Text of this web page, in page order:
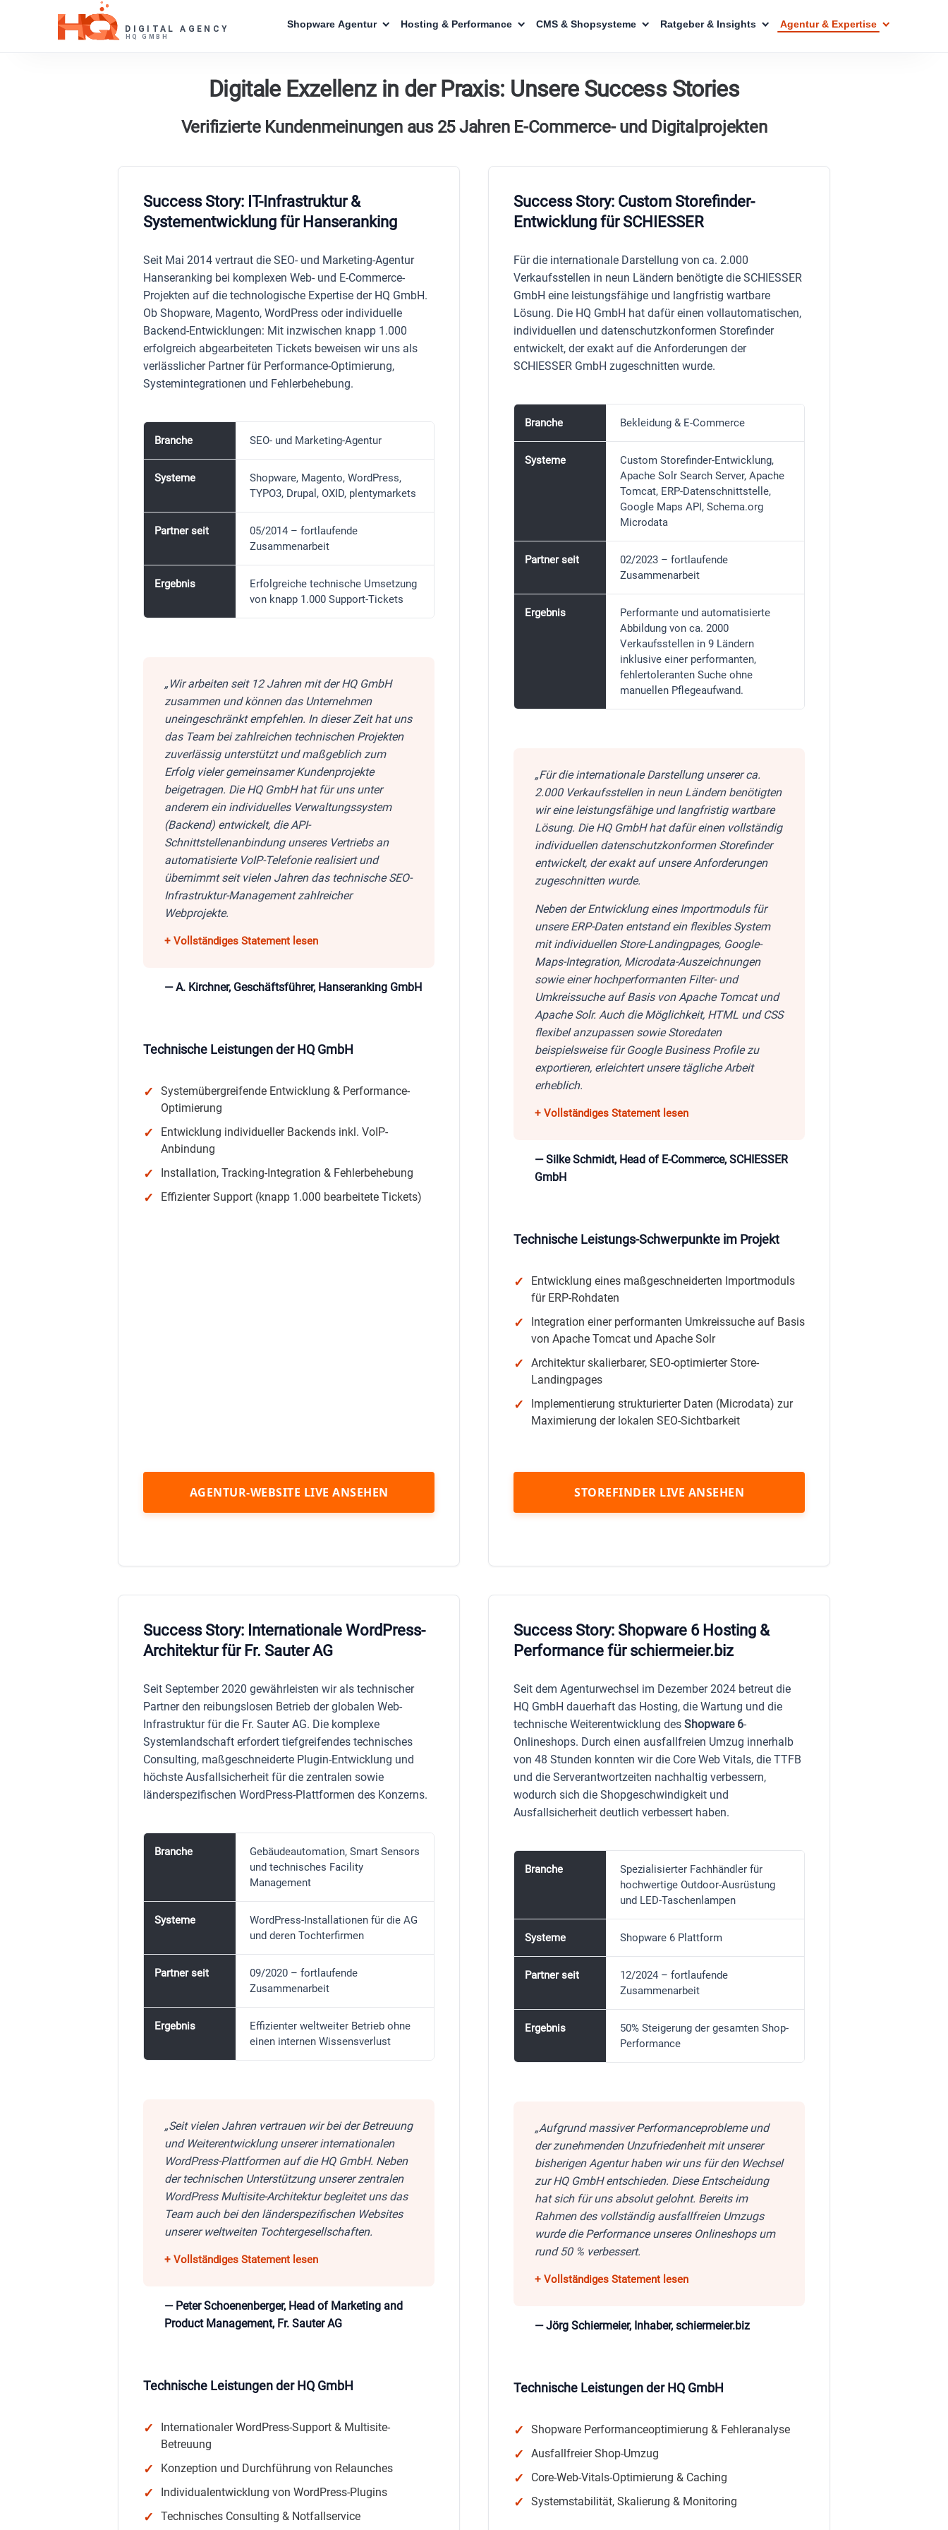
Shopware Agentur Hosting & Performance CMS & Shopsysteme Ratgeber & Insights Agentur & Expertise
Digitale Exzellenz in der Praxis: Unsere Success Stories
Verifizierte Kundenmeinungen aus 25 Jahren E-Commerce- und Digitalprojekten
Success Story: IT-Infrastruktur &
Systementwicklung für Hanseranking
Seit Mai 2014 vertraut die SEO- und Marketing-Agentur
Hanseranking bei komplexen Web- und E-Commerce-
Projekten auf die technologische Expertise der HQ GmbH.
Ob Shopware, Magento, WordPress oder individuelle
Backend-Entwicklungen: Mit inzwischen knapp 1.000
erfolgreich abgearbeiteten Tickets beweisen wir uns als
verlässlicher Partner für Performance-Optimierung,
Systemintegrationen und Fehlerbehebung.
Branche SEO- und Marketing-Agentur
Systeme
Shopware, Magento, WordPress,
TYPO3, Drupal, OXID, plentymarkets
Partner seit
05/2014 – fortlaufende
Zusammenarbeit
Ergebnis
Erfolgreiche technische Umsetzung
von knapp 1.000 Support-Tickets
„Wir arbeiten seit 12 Jahren mit der HQ GmbH
zusammen und können das Unternehmen
uneingeschränkt empfehlen. In dieser Zeit hat uns
das Team bei zahlreichen technischen Projekten
zuverlässig unterstützt und maßgeblich zum
Erfolg vieler gemeinsamer Kundenprojekte
beigetragen. Die HQ GmbH hat für uns unter
anderem ein individuelles Verwaltungssystem
(Backend) entwickelt, die API-
Schnittstellenanbindung unseres Vertriebs an
automatisierte VoIP-Telefonie realisiert und
übernimmt seit vielen Jahren das technische SEO-
Infrastruktur-Management zahlreicher
Webprojekte.
— A. Kirchner, Geschäftsführer, Hanseranking GmbH
Technische Leistungen der HQ GmbH
Systemübergreifende Entwicklung & Performance-
Optimierung
Entwicklung individueller Backends inkl. VoIP-
Anbindung
Installation, Tracking-Integration & Fehlerbehebung
Effizienter Support (knapp 1.000 bearbeitete Tickets)
AGENTUR-WEBSITE LIVE ANSEHEN
Success Story: Custom Storefinder-
Entwicklung für SCHIESSER
Für die internationale Darstellung von ca. 2.000
Verkaufsstellen in neun Ländern benötigte die SCHIESSER
GmbH eine leistungsfähige und langfristig wartbare
Lösung. Die HQ GmbH hat dafür einen vollautomatischen,
individuellen und datenschutzkonformen Storefinder
entwickelt, der exakt auf die Anforderungen der
SCHIESSER GmbH zugeschnitten wurde.
Branche Bekleidung & E-Commerce
Systeme
Custom Storefinder-Entwicklung,
Apache Solr Search Server, Apache
Tomcat, ERP-Datenschnittstelle,
Google Maps API, Schema.org
Microdata
Partner seit
02/2023 – fortlaufende
Zusammenarbeit
Ergebnis
Performante und automatisierte
Abbildung von ca. 2000
Verkaufsstellen in 9 Ländern
inklusive einer performanten,
fehlertoleranten Suche ohne
manuellen Pflegeaufwand.
„Für die internationale Darstellung unserer ca.
2.000 Verkaufsstellen in neun Ländern benötigten
wir eine leistungsfähige und langfristig wartbare
Lösung. Die HQ GmbH hat dafür einen vollständig
individuellen datenschutzkonformen Storefinder
entwickelt, der exakt auf unsere Anforderungen
zugeschnitten wurde.
Neben der Entwicklung eines Importmoduls für
unsere ERP-Daten entstand ein flexibles System
mit individuellen Store-Landingpages, Google-
Maps-Integration, Microdata-Auszeichnungen
sowie einer hochperformanten Filter- und
Umkreissuche auf Basis von Apache Tomcat und
Apache Solr. Auch die Möglichkeit, HTML und CSS
flexibel anzupassen sowie Storedaten
beispielsweise für Google Business Profile zu
exportieren, erleichtert unsere tägliche Arbeit
erheblich.
— Silke Schmidt, Head of E-Commerce, SCHIESSER
GmbH
Technische Leistungs-Schwerpunkte im Projekt
Entwicklung eines maßgeschneiderten Importmoduls
für ERP-Rohdaten
Integration einer performanten Umkreissuche auf Basis
von Apache Tomcat und Apache Solr
Architektur skalierbarer, SEO-optimierter Store-
Landingpages
Implementierung strukturierter Daten (Microdata) zur
Maximierung der lokalen SEO-Sichtbarkeit
STOREFINDER LIVE ANSEHEN
Success Story: Internationale WordPress-
Architektur für Fr. Sauter AG
Seit September 2020 gewährleisten wir als technischer
Partner den reibungslosen Betrieb der globalen Web-
Infrastruktur für die Fr. Sauter AG. Die komplexe
Systemlandschaft erfordert tiefgreifendes technisches
Consulting, maßgeschneiderte Plugin-Entwicklung und
höchste Ausfallsicherheit für die zentralen sowie
länderspezifischen WordPress-Plattformen des Konzerns.
Branche
Gebäudeautomation, Smart Sensors
und technisches Facility
Management
Systeme
WordPress-Installationen für die AG
und deren Tochterfirmen
Partner seit
09/2020 – fortlaufende
Zusammenarbeit
Ergebnis
Effizienter weltweiter Betrieb ohne
einen internen Wissensverlust
„Seit vielen Jahren vertrauen wir bei der Betreuung
und Weiterentwicklung unserer internationalen
WordPress-Plattformen auf die HQ GmbH. Neben
der technischen Unterstützung unserer zentralen
WordPress Multisite-Architektur begleitet uns das
Team auch bei den länderspezifischen Websites
unserer weltweiten Tochtergesellschaften.
— Peter Schoenenberger, Head of Marketing and
Product Management, Fr. Sauter AG
Technische Leistungen der HQ GmbH
Internationaler WordPress-Support & Multisite-
Betreuung
Konzeption und Durchführung von Relaunches
Individualentwicklung von WordPress-Plugins
Technisches Consulting & Notfallservice
Success Story: Shopware 6 Hosting &
Performance für schiermeier.biz
Seit dem Agenturwechsel im Dezember 2024 betreut die
HQ GmbH dauerhaft das Hosting, die Wartung und die
technische Weiterentwicklung des Shopware 6-
Onlineshops. Durch einen ausfallfreien Umzug innerhalb
von 48 Stunden konnten wir die Core Web Vitals, die TTFB
und die Serverantwortzeiten nachhaltig verbessern,
wodurch sich die Shopgeschwindigkeit und
Ausfallsicherheit deutlich verbessert haben.
Branche
Spezialisierter Fachhändler für
hochwertige Outdoor-Ausrüstung
und LED-Taschenlampen
Systeme Shopware 6 Plattform
Partner seit
12/2024 – fortlaufende
Zusammenarbeit
Ergebnis
50% Steigerung der gesamten Shop-
Performance
„Aufgrund massiver Performanceprobleme und
der zunehmenden Unzufriedenheit mit unserer
bisherigen Agentur haben wir uns für den Wechsel
zur HQ GmbH entschieden. Diese Entscheidung
hat sich für uns absolut gelohnt. Bereits im
Rahmen des vollständig ausfallfreien Umzugs
wurde die Performance unseres Onlineshops um
rund 50 % verbessert.
— Jörg Schiermeier, Inhaber, schiermeier.biz
Technische Leistungen der HQ GmbH
Shopware Performanceoptimierung & Fehleranalyse
Ausfallfreier Shop-Umzug
Core-Web-Vitals-Optimierung & Caching
Systemstabilität, Skalierung & Monitoring